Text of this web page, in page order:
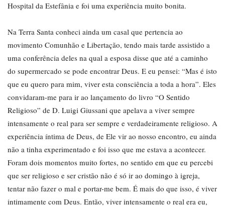
Hospital da Estefânia e foi uma experiência muito bonita.
Na Terra Santa conheci ainda um casal que pertencia ao
movimento Comunhão e Libertação, tendo mais tarde assistido a
uma conferência deles na qual a esposa disse que até a caminho
do supermercado se pode encontrar Deus. E eu pensei: “Mas é isto
que eu quero para mim, viver esta consciência a toda a hora”. Eles
convidaram-me para ir ao lançamento do livro “O Sentido
Religioso” de D. Luigi Giussani que apelava a viver sempre
intensamente o real para ser sempre e verdadeiramente religioso. A
experiência íntima de Deus, de Ele vir ao nosso encontro, eu ainda
não a tinha experimentado e foi isso que me estava a acontecer.
Foram dois momentos muito fortes, no sentido em que eu percebi
que ser religioso e ser cristão não é só ir ao domingo à igreja,
tentar não fazer o mal e portar-me bem. É mais do que isso, é viver
intimamente com Deus. Então, viver intensamente o real era eu,